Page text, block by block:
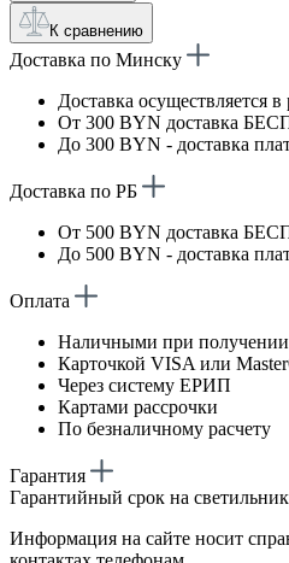
К сравнению
Доставка по Минску
Доставка осуществляется
От 300 BYN доставка
До 300 BYN - доставка
Доставка по РБ
От 500 BYN доставка
До 500 BYN - доставка
Оплата
Наличными при получении
Карточкой VISA или
Через систему ЕРИП
Картами рассрочки
По безналичному расчету
Гарантия
Гарантийный срок на
Информация на сайте носит